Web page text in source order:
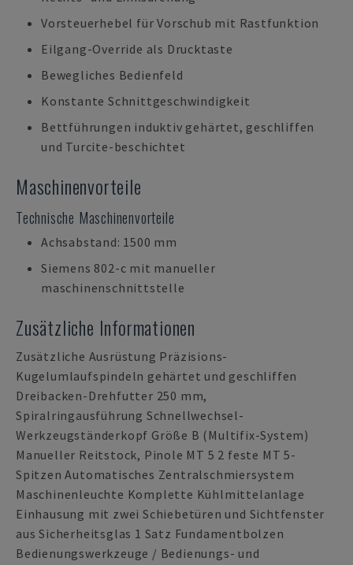
Vorsteuerhebel für Vorschub mit Rastfunktion
Eilgang-Override als Drucktaste
Bewegliches Bedienfeld
Konstante Schnittgeschwindigkeit
Bettführungen induktiv gehärtet, geschliffen
und Turcite-beschichtet
Maschinenvorteile
Technische Maschinenvorteile
Achsabstand: 1500 mm
Siemens 802-c mit manueller
maschinenschnittstelle
Zusätzliche Informationen
Zusätzliche Ausrüstung Präzisions-
Kugelumlaufspindeln gehärtet und geschliffen
Dreibacken-Drehfutter 250 mm,
Spiralringausführung Schnellwechsel-
Werkzeugständerkopf Größe B (Multifix-System)
Manueller Reitstock, Pinole MT 5 2 feste MT 5-
Spitzen Automatisches Zentralschmiersystem
Maschinenleuchte Komplette Kühlmittelanlage
Einhausung mit zwei Schiebetüren und Sichtfenster
aus Sicherheitsglas 1 Satz Fundamentbolzen
Bedienungswerkzeuge / Bedienungs- und